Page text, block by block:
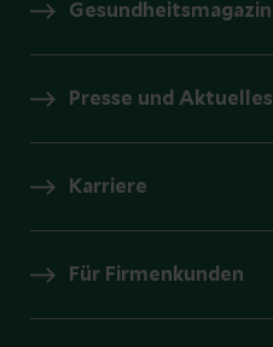
Gesundheitsmagazin
Presse und Aktuelles
Karriere
Für Firmenkunden